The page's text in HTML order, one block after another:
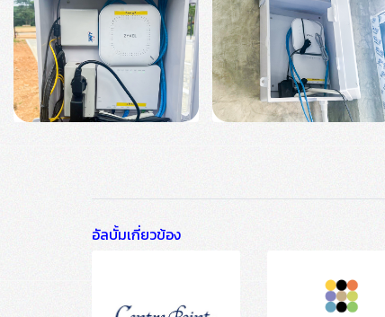
อัลบั้มเกี่ยวข้อง